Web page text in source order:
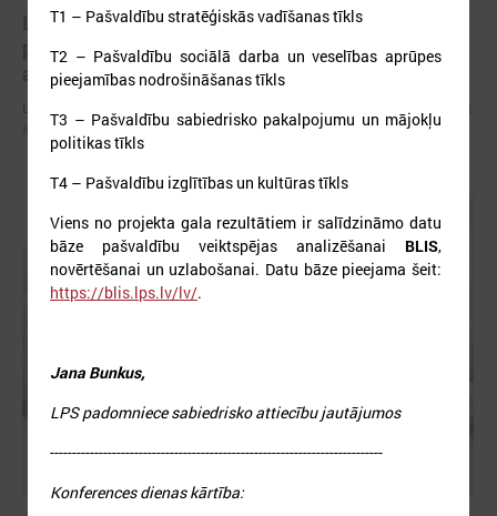
LPS: apreibinošu vielu ietekmē esošu bērnu
profilakses iestādi nedrīkst slēgt bez droša
alternatīva risinājuma
LPS: apreibinošu vielu ietekmē esošu bērnu profilakses iestādi nedrīkst
slēgt bez droša alternatīva risinājuma
T1 – Pašvaldību stratēģiskās vadīšanas tīkls
T2 – Pašvaldību sociālā darba un veselības aprūpes
pieejamības nodrošināšanas tīkls
T3 – Pašvaldību sabiedrisko pakalpojumu un mājokļu
politikas tīkls
T4 – Pašvaldību izglītības un kultūras tīkls
Viens no projekta gala rezultātiem ir salīdzināmo datu
bāze pašvaldību veiktspējas analizēšanai BLIS,
novērtēšanai un uzlabošanai. Datu bāze pieejama šeit:
https://blis.lps.lv/lv/.
Jana Bunkus,
LPS padomniece sabiedrisko attiecību jautājumos
---------------------------------------------------------------------------
Konferences dienas kārtība: